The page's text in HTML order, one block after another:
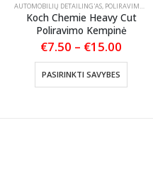
PASTOS VALIKLIAI
AUTOMOBILIŲ DETAILING'AS, POLIRAVIMAS
Koch Chemie Heavy Cut
Poliravimo Kempinė
€7.50 – €15.00
€15.00
PASIRINKTI SAVYBES
This product has multiple variants. The options may be chosen on the product page